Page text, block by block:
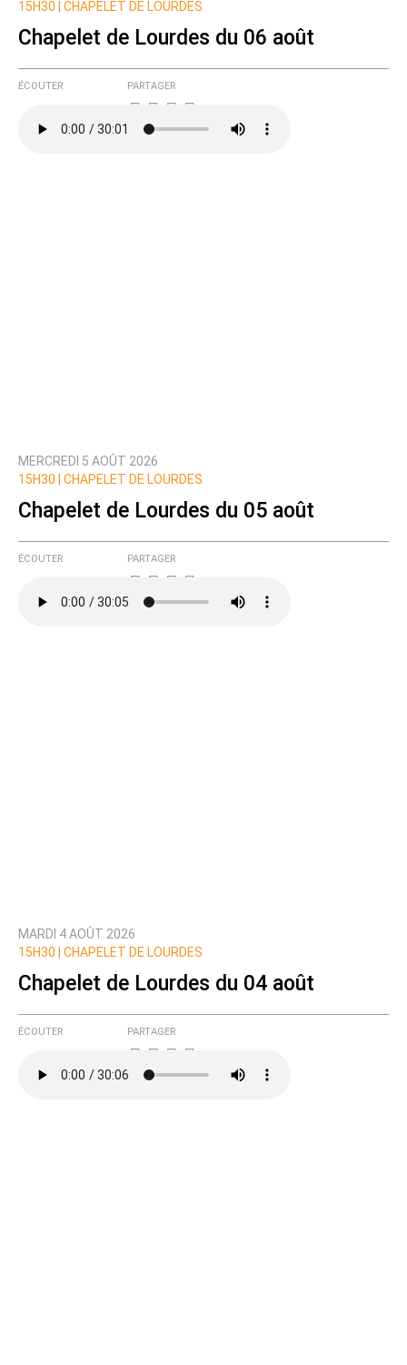
15H30 | CHAPELET DE LOURDES
Chapelet de Lourdes du 06 août
ÉCOUTER PARTAGER
MERCREDI 5 AOÛT 2026
15H30 |
CHAPELET DE LOURDES
Chapelet de Lourdes du 05 août
ÉCOUTER PARTAGER
MARDI 4 AOÛT 2026
15H30 |
CHAPELET DE LOURDES
Chapelet de Lourdes du 04 août
ÉCOUTER PARTAGER